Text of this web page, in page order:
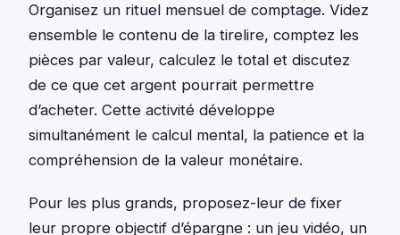
Organisez un rituel mensuel de comptage. Videz
ensemble le contenu de la tirelire, comptez les
pièces par valeur, calculez le total et discutez
de ce que cet argent pourrait permettre
d’acheter. Cette activité développe
simultanément le calcul mental, la patience et la
compréhension de la valeur monétaire.
Pour les plus grands, proposez-leur de fixer
leur propre objectif d’épargne : un jeu vidéo, un